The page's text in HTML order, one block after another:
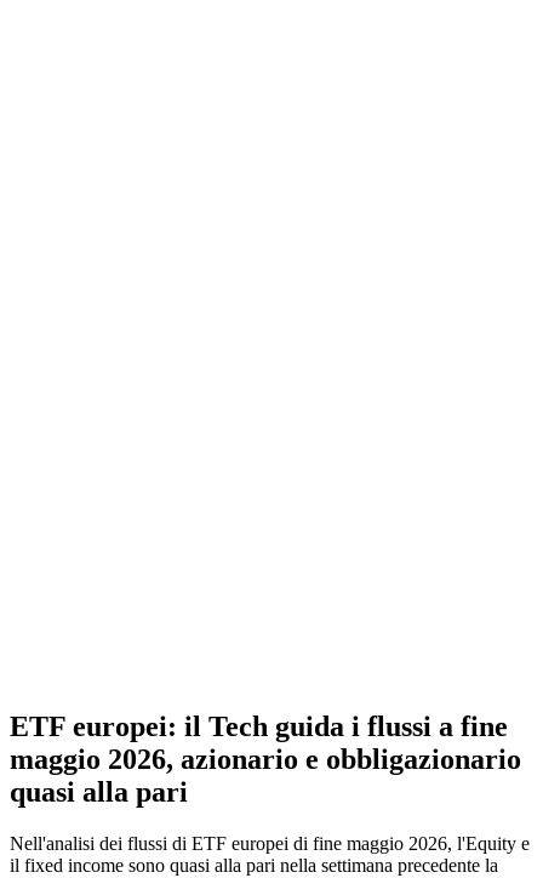
ETF europei: il Tech guida i flussi a fine
maggio 2026, azionario e obbligazionario
quasi alla pari
Nell'analisi dei flussi di ETF europei di fine maggio 2026, l'Equity e
il fixed income sono quasi alla pari nella settimana precedente la